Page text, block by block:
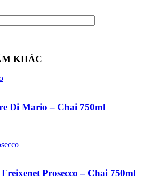
KHÁC
Di Mario – Chai 750ml
Prosecco – Chai 750ml